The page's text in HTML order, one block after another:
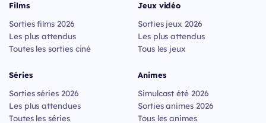
Films
Sorties films 2026
Les plus attendus
Toutes les sorties ciné
Séries
Sorties séries 2026
Les plus attendues
Toutes les séries
Jeux vidéo
Sorties jeux 2026
Les plus attendus
Tous les jeux
Animes
Simulcast été 2026
Sorties animes 2026
Tous les animes